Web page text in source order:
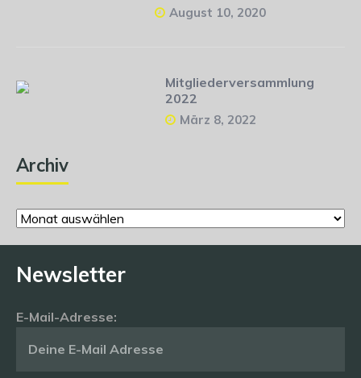
August 10, 2020
Mitgliederversammlung
2022
März 8, 2022
Archiv
Archiv
Newsletter
E-Mail-Adresse: